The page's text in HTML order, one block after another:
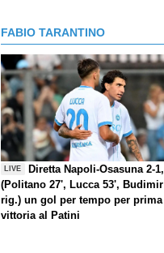
FABIO TARANTINO
LIVE
Diretta Napoli-Osasuna 2-1,
(Politano 27', Lucca 53',
rig.) un gol per tempo per prima
vittoria al Patini